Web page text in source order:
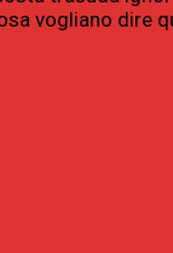
vogliano dire